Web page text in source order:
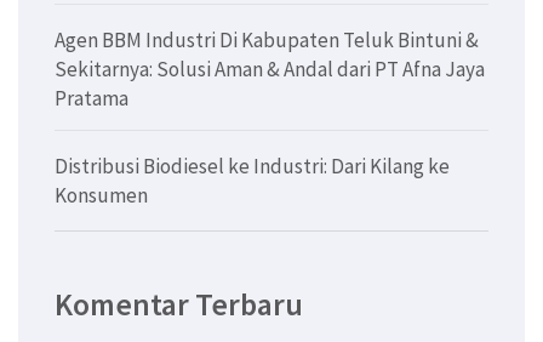
Agen BBM Industri Di Kabupaten Teluk Bintuni &
Sekitarnya: Solusi Aman & Andal dari PT Afna Jaya
Pratama
Distribusi Biodiesel ke Industri: Dari Kilang ke
Konsumen
Komentar Terbaru